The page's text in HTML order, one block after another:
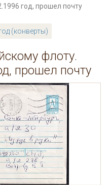
год, прошел почту
(конверты)
флоту.
прошел почту